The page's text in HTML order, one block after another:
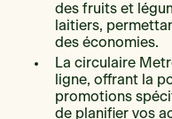
des fruits et
laitiers,
des économies.
La circulaire
ligne, offrant la
promotions
de planifier vos